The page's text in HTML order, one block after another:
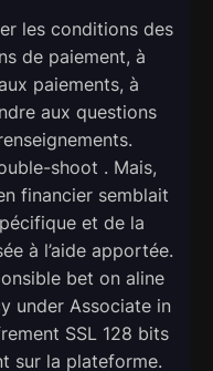
les conditions des
de paiement, à
paiements, à
aux questions
shoot . Mais,
financier semblait
et de la
à l’aide apportée.
bet on aline
under Associate in
SSL 128 bits
sur la plateforme.